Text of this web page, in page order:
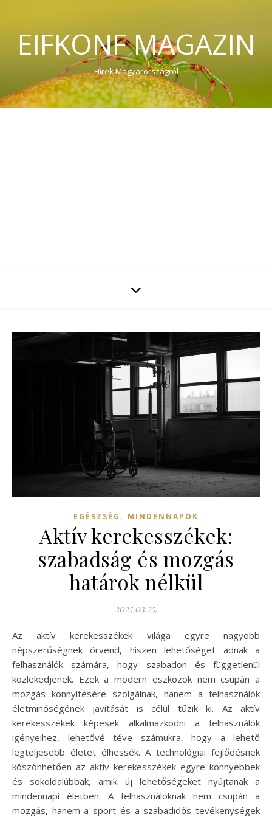
EIFKONF MAGAZIN
Hírek Magyarországról
EGÉSZSÉG , MINDENNAPOK
Aktív kerekesszékek:
szabadság és mozgás
határok nélkül
2025.03.25.
Az aktív kerekesszékek világa egyre nagyobb
népszerűségnek örvend, hiszen lehetőséget adnak a
felhasználók számára, hogy szabadon és függetlenül
közlekedjenek. Ezek a modern eszközök nem csupán a
mozgás könnyítésére szolgálnak, hanem a felhasználók
életminőségének javítását is célul tűzik ki. Az aktív
kerekesszékek képesek alkalmazkodni a felhasználók
igényeihez, lehetővé téve számukra, hogy a lehető
legteljesebb életet élhessék. A technológiai fejlődésnek
köszönhetően az aktív kerekesszékek egyre könnyebbek
és sokoldalúbbak, amik új lehetőségeket nyújtanak a
mindennapi életben. A felhasználóknak nem csupán a
mozgás, hanem a sport és a szabadidős tevékenységek